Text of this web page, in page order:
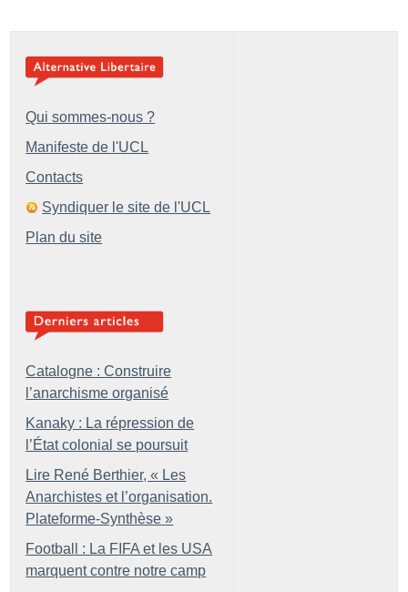
Qui sommes-nous ?
Manifeste de l'UCL
Contacts
Syndiquer le site de l'UCL
Plan du site
Catalogne : Construire
l’anarchisme organisé
Kanaky : La répression de
l’État colonial se poursuit
Lire René Berthier, « Les
Anarchistes et l’organisation.
Plateforme-Synthèse »
Football : La FIFA et les USA
marquent contre notre camp